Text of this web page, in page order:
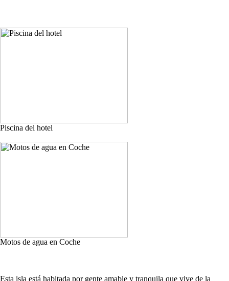
Piscina del hotel
Motos de agua en Coche
Esta isla está habitada por gente amable y tranquila que vive de la